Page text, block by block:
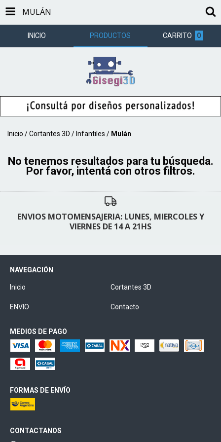
MULÁN
INICIO PRODUCTOS CARRITO 0
Inicio /Cortantes 3D / Infantiles / Mulán
No tenemos resultados para tu búsqueda.
Por favor, intentá con otros filtros.
ENVIOS MOTOMENSAJERIA: LUNES, MIERCOLES Y
VIERNES DE 14 A 21HS
NAVEGACIÓN
Inicio Cortantes 3D
ENVIO Contacto
MEDIOS DE PAGO
FORMAS DE ENVÍO
CONTACTANOS